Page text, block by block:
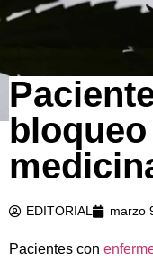
EDITORIAL marzo
Pacientes con